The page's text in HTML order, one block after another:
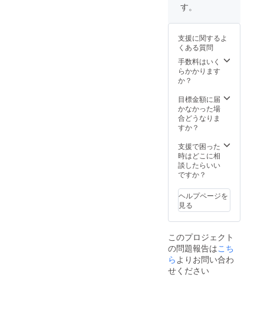
ラー）
BON・
DANCE
Tシャツ
をプレ
す。
支援に関するよ
くある質問
手数料はいく
らかかります
か？
目標金額に届
かなかった場
合どうなりま
すか？
支援で困った
時はどこに相
談したらいい
ですか？
ヘルプページを
見る
このプロジェクト
の問題報告はこち
らよりお問い合わ
せください